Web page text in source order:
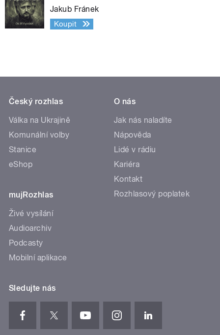
Jakub Fránek
Koupit
Český rozhlas
Válka na Ukrajině
Komunální volby
Stanice
eShop
mujRozhlas
Živé vysílání
Audioarchiv
Podcasty
Mobilní aplikace
O nás
Jak nás naladíte
Nápověda
Lidé v rádiu
Kariéra
Kontakt
Rozhlasový poplatek
Sledujte nás